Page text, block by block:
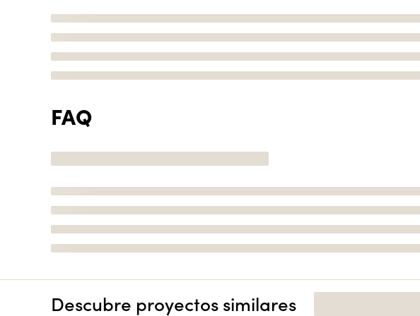
FAQ
Descubre proyectos similares